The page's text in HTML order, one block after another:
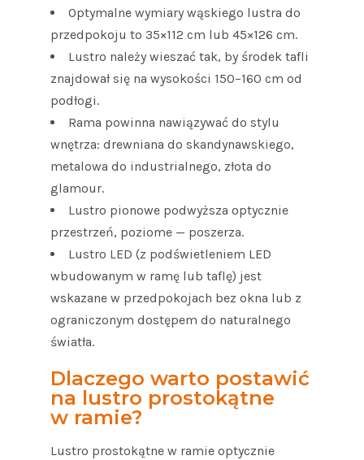
Optymalne wymiary wąskiego lustra do
przedpokoju to 35×112 cm lub 45×126 cm.
Lustro należy wieszać tak, by środek tafli
znajdował się na wysokości 150–160 cm od
podłogi.
Rama powinna nawiązywać do stylu
wnętrza: drewniana do skandynawskiego,
metalowa do industrialnego, złota do
glamour.
Lustro pionowe podwyższa optycznie
przestrzeń, poziome — poszerza.
Lustro LED (z podświetleniem LED
wbudowanym w ramę lub taflę) jest
wskazane w przedpokojach bez okna lub z
ograniczonym dostępem do naturalnego
światła.
Dlaczego warto postawić
na lustro prostokątne
w ramie?
Lustro prostokątne w ramie optycznie